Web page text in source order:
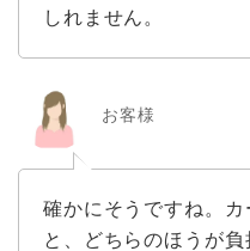
しれません。
お客様
確かにそうですね。
と、どちらのほうが